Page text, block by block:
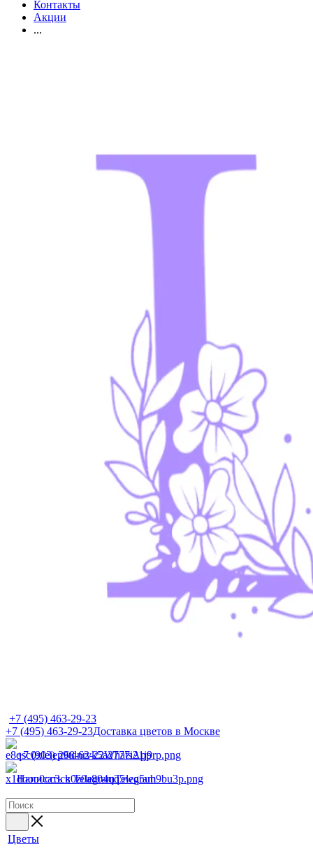
Контакты
Акции
...
+7 (495) 463-29-23
+7 (495) 463-29-23Доставка цветов в Москве
+7 (903) 268-62-22WhatsApp
Написать в TelegramTelegram
Цветы